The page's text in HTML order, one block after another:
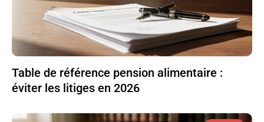
Table de référence pension alimentaire :
éviter les litiges en 2026